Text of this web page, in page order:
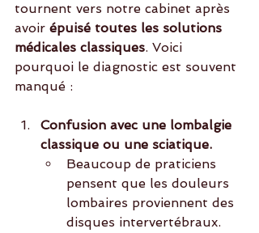
tournent vers notre cabinet après
avoir épuisé toutes les solutions
médicales classiques. Voici
pourquoi le diagnostic est souvent
manqué :
Confusion avec une lombalgie
classique ou une sciatique.
Beaucoup de praticiens
pensent que les douleurs
lombaires proviennent des
disques intervertébraux.